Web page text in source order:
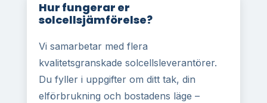
Hur fungerar er
solcellsjämförelse?
Vi samarbetar med flera
kvalitetsgranskade solcellsleverantörer.
Du fyller i uppgifter om ditt tak, din
elförbrukning och bostadens läge –